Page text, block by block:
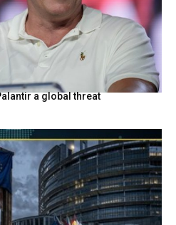
a global threat